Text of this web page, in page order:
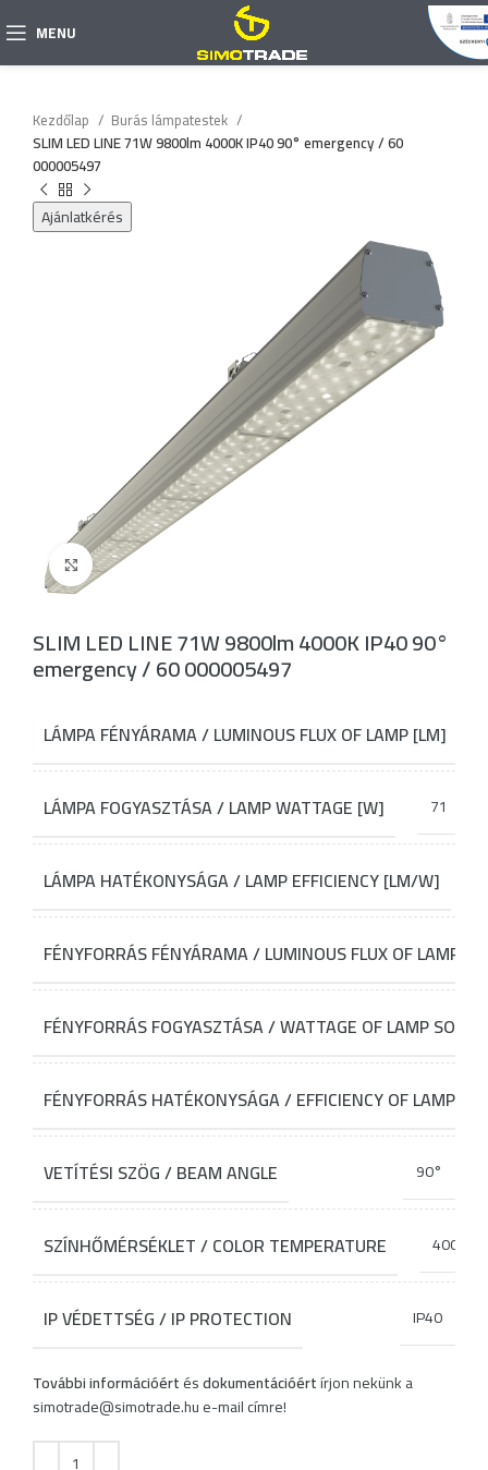
MENU
Kezdőlap
Burás lámpatestek
SLIM LED LINE 71W 9800lm 4000K IP40 90° emergency / 60
000005497
Ajánlatkérés
Click to enlarge
SLIM LED LINE 71W 9800lm 4000K IP40 90°
emergency / 60 000005497
LÁMPA FÉNYÁRAMA / LUMINOUS FLUX OF LAMP [LM]
LÁMPA FOGYASZTÁSA / LAMP WATTAGE [W] 71
LÁMPA HATÉKONYSÁGA / LAMP EFFICIENCY [LM/W]
FÉNYFORRÁS FÉNYÁRAMA / LUMINOUS FLUX OF LAMP
FÉNYFORRÁS FOGYASZTÁSA / WATTAGE OF LAMP
FÉNYFORRÁS HATÉKONYSÁGA / EFFICIENCY OF LAMP
VETÍTÉSI SZÖG / BEAM ANGLE 90°
SZÍNHŐMÉRSÉKLET / COLOR TEMPERATURE 4000K
IP VÉDETTSÉG / IP PROTECTION IP40
További információértésdokumentációértírjon nekünk a
simotrade@simotrade.hue-mail címre!